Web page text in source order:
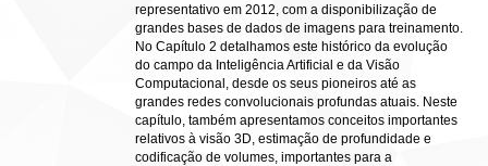
representativo em 2012, com a disponibilização de
grandes bases de dados de imagens para treinamento.
No Capítulo 2 detalhamos este histórico da evolução
do campo da Inteligência Artificial e da Visão
Computacional, desde os seus pioneiros até as
grandes redes convolucionais profundas atuais. Neste
capítulo, também apresentamos conceitos importantes
relativos à visão 3D, estimação de profundidade e
codificação de volumes, importantes para a